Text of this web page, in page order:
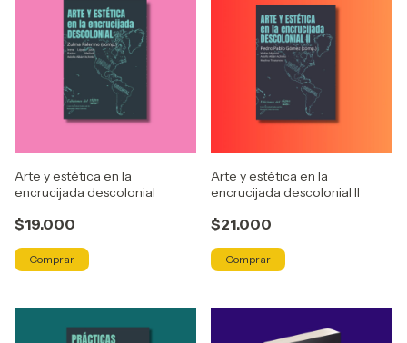
Arte y estética en la
encrucijada descolonial
$19.000
Arte y estética en la
encrucijada descolonial II
$21.000